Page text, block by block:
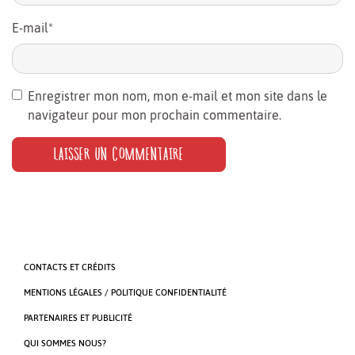
E-mail *
Enregistrer mon nom, mon e-mail et mon site dans le
navigateur pour mon prochain commentaire.
CONTACTS ET CRÉDITS
MENTIONS LÉGALES / POLITIQUE CONFIDENTIALITÉ
PARTENAIRES ET PUBLICITÉ
QUI SOMMES NOUS?